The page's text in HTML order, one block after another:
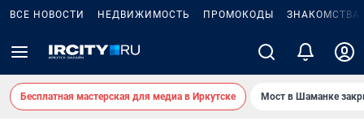
ВСЕ НОВОСТИ НЕДВИЖИМОСТЬ ПРОМОКОДЫ ЗНАКОМСТВА
Бесплатная мастерская для медиа в Иркутске Мост в Шаманке